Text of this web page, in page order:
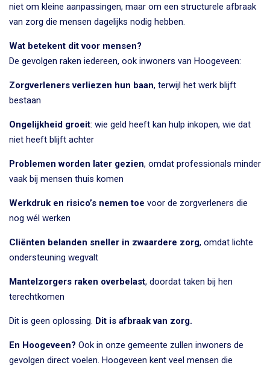
niet om kleine aanpassingen, maar om een structurele afbraak
van zorg die mensen dagelijks nodig hebben.
Wat betekent dit voor mensen?
De gevolgen raken iedereen, ook inwoners van Hoogeveen:
Zorgverleners verliezen hun baan, terwijl het werk blijft
bestaan
Ongelijkheid groeit: wie geld heeft kan hulp inkopen, wie dat
niet heeft blijft achter
Problemen worden later gezien, omdat professionals minder
vaak bij mensen thuis komen
Werkdruk en risico’s nemen toe voor de zorgverleners die
nog wél werken
Cliënten belanden sneller in zwaardere zorg, omdat lichte
ondersteuning wegvalt
Mantelzorgers raken overbelast, doordat taken bij hen
terechtkomen
Dit is geen oplossing. Dit is afbraak van zorg.
En Hoogeveen? Ook in onze gemeente zullen inwoners de
gevolgen direct voelen. Hoogeveen kent veel mensen die